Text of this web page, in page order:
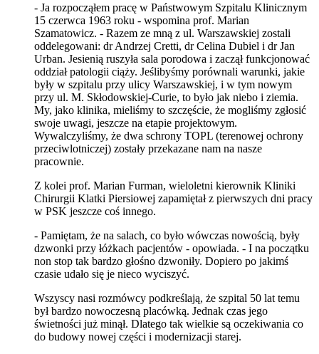
- Ja rozpocząłem pracę w Państwowym Szpitalu Klinicznym
15 czerwca 1963 roku - wspomina prof. Marian
Szamatowicz. - Razem ze mną z ul. Warszawskiej zostali
oddelegowani: dr Andrzej Cretti, dr Celina Dubiel i dr Jan
Urban. Jesienią ruszyła sala porodowa i zaczął funkcjonować
oddział patologii ciąży. Jeślibyśmy porównali warunki, jakie
były w szpitalu przy ulicy Warszawskiej, i w tym nowym
przy ul. M. Skłodowskiej-Curie, to było jak niebo i ziemia.
My, jako klinika, mieliśmy to szczęście, że mogliśmy zgłosić
swoje uwagi, jeszcze na etapie projektowym.
Wywalczyliśmy, że dwa schrony TOPL (terenowej ochrony
przeciwlotniczej) zostały przekazane nam na nasze
pracownie.
Z kolei prof. Marian Furman, wieloletni kierownik Kliniki
Chirurgii Klatki Piersiowej zapamiętał z pierwszych dni pracy
w PSK jeszcze coś innego.
- Pamiętam, że na salach, co było wówczas nowością, były
dzwonki przy łóżkach pacjentów - opowiada. - I na początku
non stop tak bardzo głośno dzwoniły. Dopiero po jakimś
czasie udało się je nieco wyciszyć.
Wszyscy nasi rozmówcy podkreślają, że szpital 50 lat temu
był bardzo nowoczesną placówką. Jednak czas jego
świetności już minął. Dlatego tak wielkie są oczekiwania co
do budowy nowej części i modernizacji starej.